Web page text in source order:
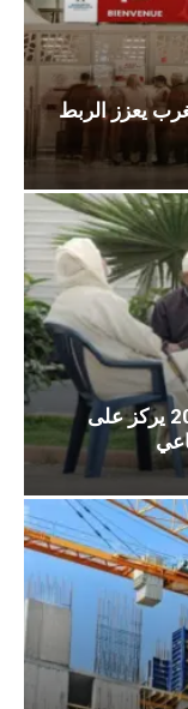
المغرب يعزز الربط
بشرى للمتقاعدين.. مشروع مالية 2027 يركز على